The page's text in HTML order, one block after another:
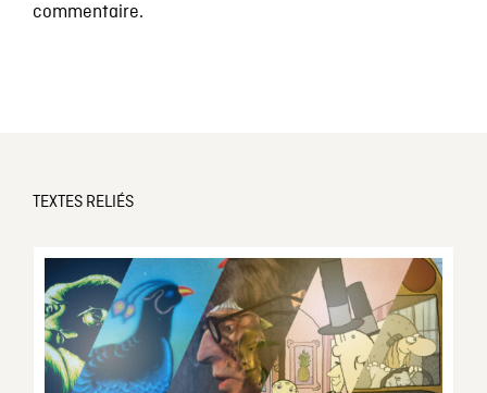
commentaire.
TEXTES RELIÉS